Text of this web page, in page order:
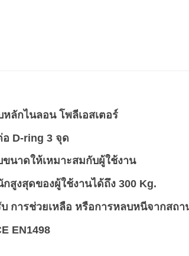
ลักไนลอน โพลีเอสเตอร์
อ D-ring 3 จุด
ขนาดให้เหมาะสมกับผู้ใช้งาน
สูงสุดของผู้ใช้งานได้ถึง 300 Kg.
บ การช่วยเหลือ หรือการหลบหนีจากสถ
EN1498